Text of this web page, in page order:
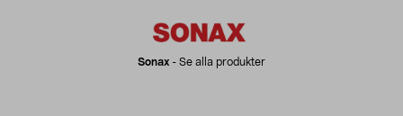
Sonax - Se alla produkter